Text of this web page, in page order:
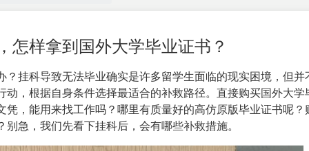
怎样拿到国外大学毕业证书？
？挂科导致无法毕业确实是许多留学生面临的现实困境，但并
，根据自身条件选择最适合的补救路径。直接购买国外大学
凭，能用来找工作吗？哪里有质量好的高仿原版毕业证书呢？
急，我们先看下挂科后，会有哪些补救措施。